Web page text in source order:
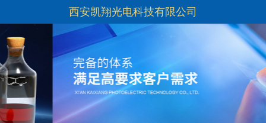
西安凯翔光电科技有限公司